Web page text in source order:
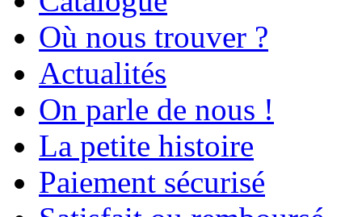
Où nous trouver ?
Actualités
On parle de nous !
La petite histoire
Paiement sécurisé